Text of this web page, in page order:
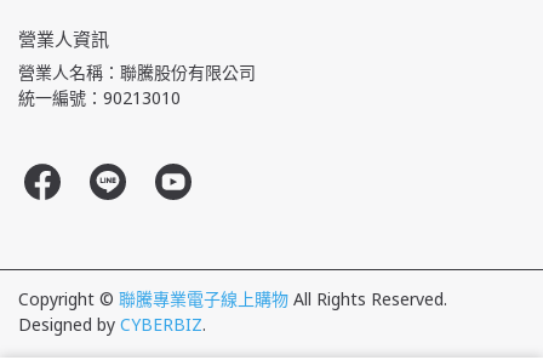
營業人資訊
營業人名稱：聯騰股份有限公司
統一編號：90213010
Copyright © 聯騰專業電子線上購物 All Rights Reserved.
Designed by CYBERBIZ.